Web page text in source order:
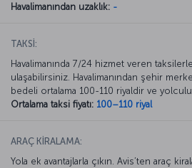
Havalimanından uzaklık: -
TAKSİ:
Havalimanında 7/24 hizmet veren
ulaşabilirsiniz. Havalimanından şehir
bedeli ortalama 100-110 riyaldir ve
Ortalama taksi fiyatı: 100–110 riyal
ARAÇ KİRALAMA:
Yola ek avantajlarla çıkın. Avis’ten araç